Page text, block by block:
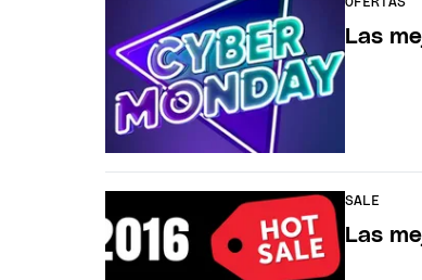
OFERTAS
Las
SALE
Las